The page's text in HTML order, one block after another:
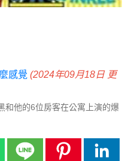
感覺 (2024年09月18日 更
和他的6位房客在公寓上演的爆